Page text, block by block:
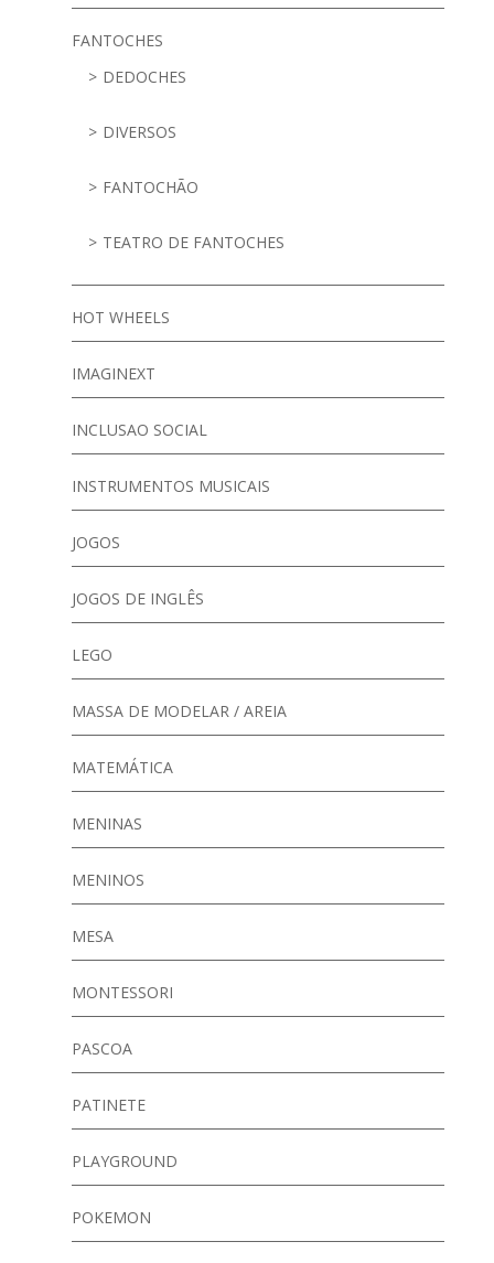
FANTOCHES
DEDOCHES
DIVERSOS
FANTOCHÃO
TEATRO DE FANTOCHES
HOT WHEELS
IMAGINEXT
INCLUSAO SOCIAL
INSTRUMENTOS MUSICAIS
JOGOS
JOGOS DE INGLÊS
LEGO
MASSA DE MODELAR / AREIA
MATEMÁTICA
MENINAS
MENINOS
MESA
MONTESSORI
PASCOA
PATINETE
PLAYGROUND
POKEMON